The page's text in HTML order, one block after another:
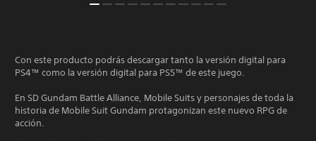
Con este producto podrás descargar tanto la versión digital para
PS4™ como la versión digital para PS5™ de este juego.
En SD Gundam Battle Alliance, Mobile Suits y personajes de toda la
historia de Mobile Suit Gundam protagonizan este nuevo RPG de
acción.